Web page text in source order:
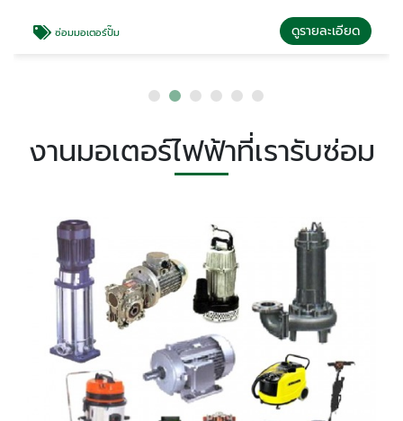
ซ่อมมอเตอร์ปั๊ม ดูรายละเอียด
งานมอเตอร์ไฟฟ้าที่เรารับซ่อม